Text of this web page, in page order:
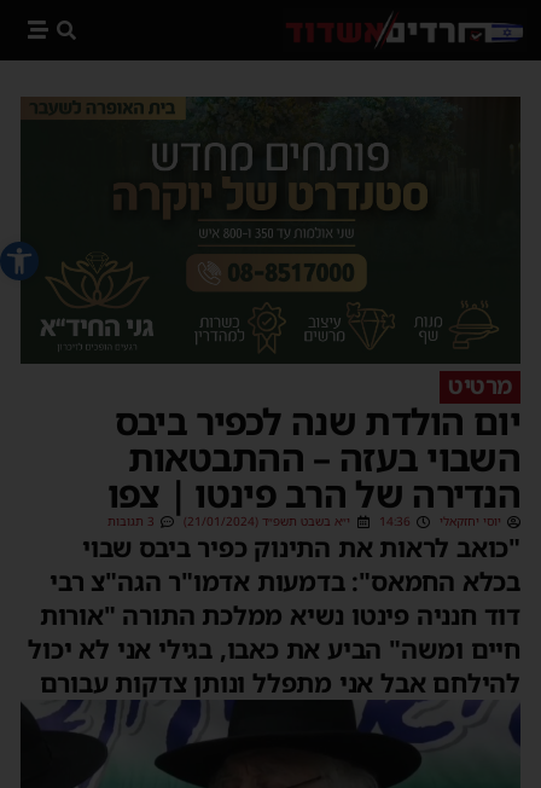
פתח
מרטיט
יום הולדת שנה לכפיר ביבס
השבוי בעזה – ההתבטאות
הנדירה של הרב פינטו | צפו
יוסי יחזקאלי 14:36 י״א בשבט תשפ״ד (21/01/2024) 3 תגובות
"כואב לראות את התינוק כפיר ביבס שבוי
בכלא החמאס": בדמעות אדמו"ר הגה"צ רבי
דוד חנניה פינטו נשיא ממלכת התורה "אורות
חיים ומשה" הביע את כאבו, בגילי אני לא יכול
להילחם אבל אני מתפלל ונותן צדקות עבורם